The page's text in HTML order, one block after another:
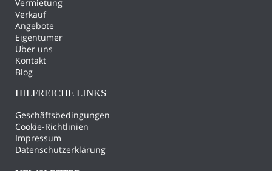
Vermietung
Verkauf
Angebote
Eigentümer
Über uns
Kontakt
Blog
HILFREICHE LINKS
Geschäftsbedingungen
Cookie-Richtlinien
Impressum
Datenschutzerklärung